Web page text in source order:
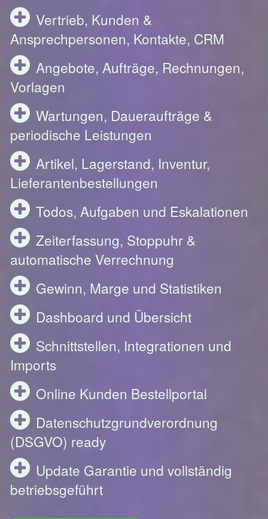
Vertrieb, Kunden &
Ansprechpersonen, Kontakte, CRM
Angebote, Aufträge, Rechnungen,
Vorlagen
Wartungen, Daueraufträge &
periodische Leistungen
Artikel, Lagerstand, Inventur,
Lieferantenbestellungen
Todos, Aufgaben und Eskalationen
Zeiterfassung, Stoppuhr &
automatische Verrechnung
Gewinn, Marge und Statistiken
Dashboard und Übersicht
Schnittstellen, Integrationen und
Imports
Online Kunden Bestellportal
Datenschutzgrundverordnung
(DSGVO) ready
Update Garantie und vollständig
betriebsgeführt